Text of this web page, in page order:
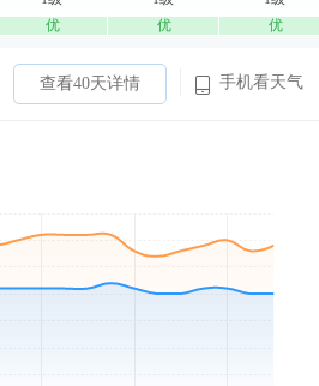
优
优
优
查看40天详情 手机看天气